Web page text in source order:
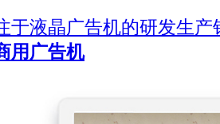
于液晶广告机的研发生
用广告机